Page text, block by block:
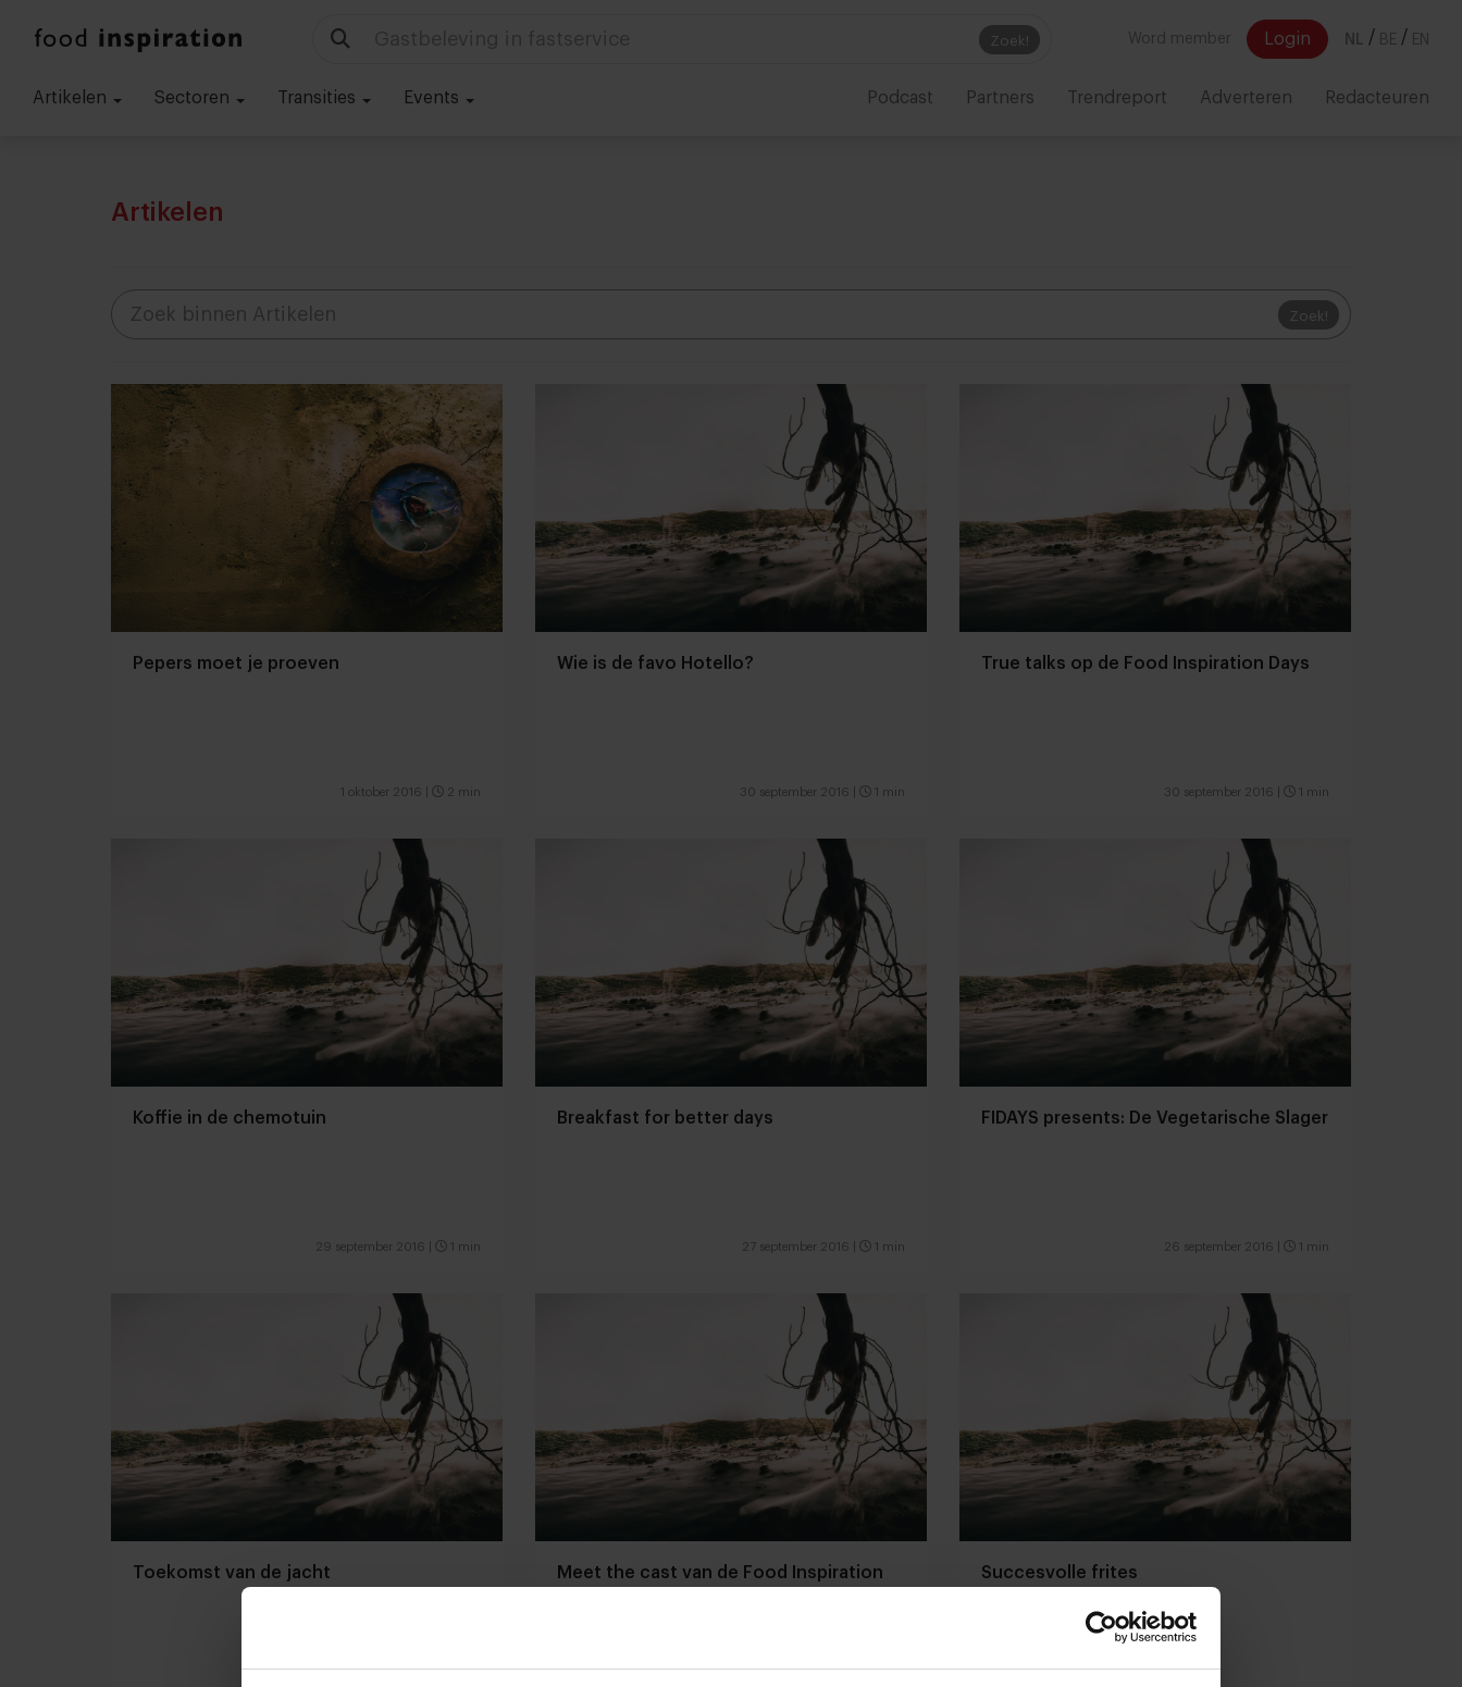
Zoek!
Gastbeleving in fastservice Word member Login NL / BE / EN
Artikelen Sectoren Transities Events Podcast Partners Trendreport Adverteren Redacteuren
Artikelen
Zoek!
Pepers moet je proeven
1 oktober 2016 2 min
Wie is de favo Hotello?
30 september 2016 1 min
True talks op de Food Inspiration Days
30 september 2016 1 min
Koffie in de chemotuin
29 september 2016 1 min
Breakfast for better days
27 september 2016 1 min
FIDAYS presents: De Vegetarische Slager
26 september 2016 1 min
Toekomst van de jacht
Meet the cast van de Food Inspiration
Succesvolle frites